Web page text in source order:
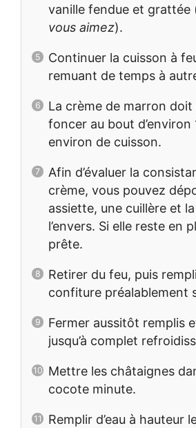
vanille fendue et grattée
vous aimez).
Continuer la cuisson à
remuant de temps à
La crème de marron doit
foncer au bout
environ de cuisson.
Afin d’évaluer la
crème, vous pouvez
assiette, une cuillère et
l’envers. Si elle reste en
prête.
Retirer du feu, puis
confiture préalablement
Fermer aussitôt remplis
jusqu’à complet
Mettre les châtaignes
cocote minute.
Remplir d’eau à hauteur